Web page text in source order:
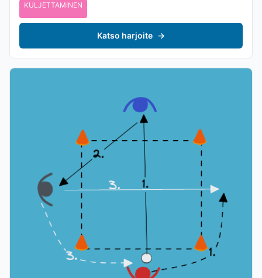
KULJETTAMINEN
Katso harjoite →